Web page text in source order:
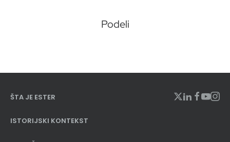
Podeli
ŠTA JE ESTER
ISTORIJSKI KONTEKST